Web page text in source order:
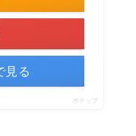
見る
ポチップ